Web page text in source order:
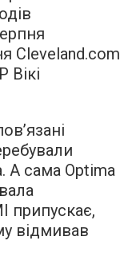
Cleveland.com
Вікі
А сама Optima
припускає,
відмивав